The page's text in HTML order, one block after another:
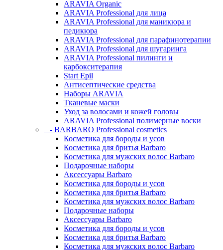
ARAVIA Organic
ARAVIA Professional для лица
ARAVIA Professional для маникюра и
педикюра
ARAVIA Professional для парафинотерапии
ARAVIA Professional для шугаринга
ARAVIA Professional пилинги и
карбокситерапия
Start Epil
Антисептические средства
Наборы ARAVIA
Тканевые маски
Уход за волосами и кожей головы
ARAVIA Professional полимерные воски
- BARBARO Professional cosmetics
Косметика для бороды и усов
Косметика для бритья Barbaro
Косметика для мужских волос Barbaro
Подарочные наборы
Аксессуары Barbaro
Косметика для бороды и усов
Косметика для бритья Barbaro
Косметика для мужских волос Barbaro
Подарочные наборы
Аксессуары Barbaro
Косметика для бороды и усов
Косметика для бритья Barbaro
Косметика для мужских волос Barbaro